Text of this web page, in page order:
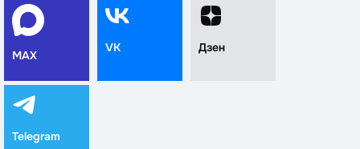
MAX
VK Дзен
Telegram